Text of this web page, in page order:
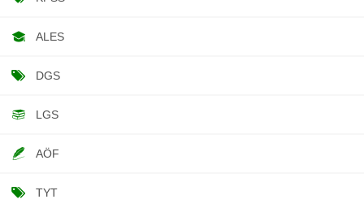
ALES
DGS
LGS
AÖF
TYT